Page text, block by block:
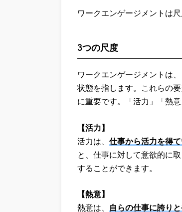
ワークエンゲージメントは
3つの尺度
ワークエンゲージメントは
状態を指します。これらの
に重要です。「活力」「熱
【活力】
活力は、 仕事から活力を得
と、仕事に対して意欲的に
することができます。
【熱意】
熱意は、 自らの仕事に誇り